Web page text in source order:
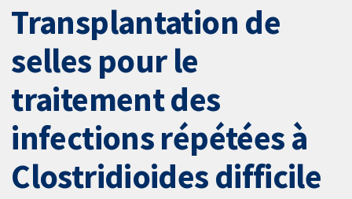
Transplantation de
selles pour le
traitement des
infections répétées à
Clostridioides difficile